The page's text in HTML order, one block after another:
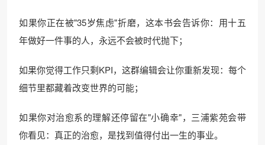
如果你正在被"35岁焦虑"折磨，这本书会告诉你：用十五
年做好一件事的人，永远不会被时代抛下；
如果你觉得工作只剩KPI，这群编辑会让你重新发现：每个
细节里都藏着改变世界的可能；
如果你对治愈系的理解还停留在"小确幸"，三浦紫苑会带
你看见：真正的治愈，是找到值得付出一生的事业。